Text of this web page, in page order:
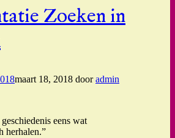
Zoeken in
maart 18, 2018 dooradmin
eens wat
herhalen.”